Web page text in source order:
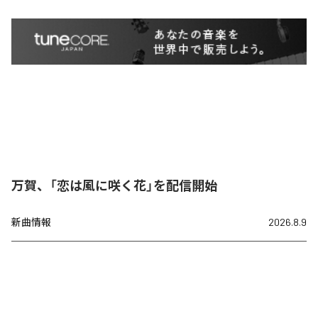
万賀、「恋は風に咲く花」を配信開始
新曲情報 2026.8.9